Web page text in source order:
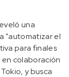
una
"automatizar el
para finales
colaboración
y busca